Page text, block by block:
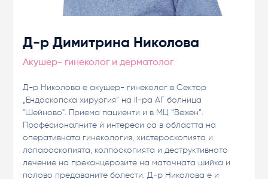
Д-р Димитрина Николова
Акушер- гинеколог и дерматолог
Д-р Николова е акушер- гинеколог в Сектор
„Ендоскопска хирургия“ на II-ра АГ болница
"Шейново". Приема пациенти и в МЦ “Вежен”.
Професионалните ѝ интереси са в областта на
оперативната гинекология, хистероскопията и
лапароскопията, колпоскопията и деструктивното
лечение на преканцерозите на маточната шийка и
полово предаваните болести. Д-р Николова е и